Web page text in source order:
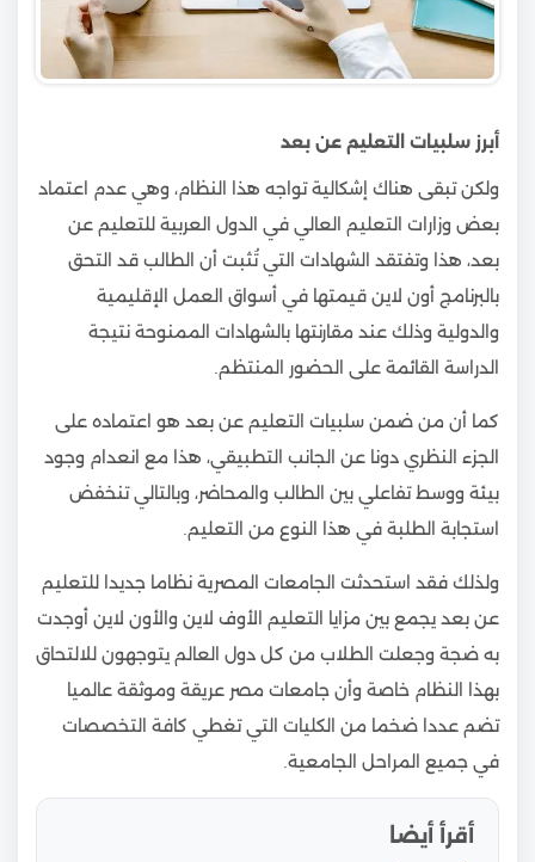
أبرز سلبيات التعليم عن بعد
ولكن تبقى هناك إشكالية تواجه هذا النظام، وهي عدم اعتماد
بعض وزارات التعليم العالي في الدول العربية للتعليم عن
بعد، هذا وتفتقد الشهادات التي تُثبت أن الطالب قد التحق
بالبرنامج أون لاين قيمتها في أسواق العمل الإقليمية
والدولية وذلك عند مقارنتها بالشهادات الممنوحة نتيجة
الدراسة القائمة على الحضور المنتظم.
كما أن من ضمن سلبيات التعليم عن بعد هو اعتماده على
الجزء النظري دونا عن الجانب التطبيقي، هذا مع انعدام وجود
بيئة ووسط تفاعلي بين الطالب والمحاضر، وبالتالي تنخفض
استجابة الطلبة في هذا النوع من التعليم.
ولذلك فقد استحدثت الجامعات المصرية نظاما جديدا للتعليم
عن بعد يجمع بين مزايا التعليم الأوف لاين والأون لاين أوجدت
به ضجة وجعلت الطلاب من كل دول العالم يتوجهون للالتحاق
بهذا النظام خاصة وأن جامعات مصر عريقة وموثقة عالميا
تضم عددا ضخما من الكليات التي تغطي كافة التخصصات
في جميع المراحل الجامعية.
أقرأ أيضا